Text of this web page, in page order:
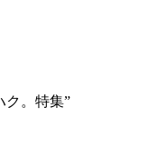
ク。特集”